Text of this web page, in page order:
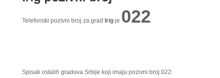
Telefonski pozivni broj za grad Irig je 022.
Spisak ostalih gradova Srbije koji imaju pozivni broj 022: